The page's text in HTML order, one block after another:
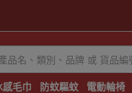
感毛巾 防蚊驅蚊 電動輪椅